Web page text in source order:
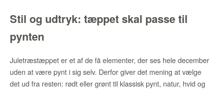
Stil og udtryk: tæppet skal passe til
pynten
Juletræstæppet er et af de få elementer, der ses hele december
uden at være pynt i sig selv. Derfor giver det mening at vælge
det ud fra resten: rødt eller grønt til klassisk pynt, natur, hvid og